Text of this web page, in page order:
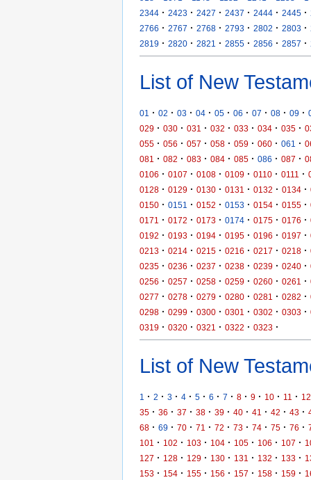
2344 · 2423 · 2427 · 2437 · 2444 · 2445 ·
2766 · 2767 · 2768 · 2793 · 2802 · 2803 ·
2819 · 2820 · 2821 · 2855 · 2856 · 2857 ·
List of New
01 · 02 · 03 · 04 · 05 · 06 · 07 · 08 · 09 ·
029 · 030 · 031 · 032 · 033 · 034 · 035 ·
055 · 056 · 057 · 058 · 059 · 060 · 061 ·
081
· 082 · 083 · 084 · 085 · 086 · 087 ·
0106 · 0107 · 0108 · 0109 · 0110 · 0111 ·
0128 · 0129 · 0130 · 0131 · 0132 · 0134 ·
0150 · 0151 · 0152 · 0153 · 0154 · 0155 ·
0171
· 0172 · 0173 · 0174 · 0175 · 0176 ·
0192 · 0193 · 0194 · 0195 · 0196 · 0197 ·
0213 · 0214 · 0215 · 0216 · 0217 · 0218 ·
0235 · 0236 · 0237 · 0238 · 0239 · 0240 ·
0256 · 0257 · 0258 · 0259 · 0260 · 0261 ·
0277 · 0278 · 0279 · 0280 · 0281 · 0282 ·
0298 · 0299 · 0300 · 0301 · 0302 · 0303 ·
0319 · 0320 · 0321 · 0322 · 0323 ·
List of New
1 · 2 · 3 · 4 · 5 · 6 · 7 · 8 · 9 · 10 · 11 · 12
35 · 36 · 37 · 38 · 39 · 40 · 41 · 42 · 43 ·
68 · 69 · 70 · 71 · 72 · 73 · 74 · 75 · 76 ·
101
· 102 · 103 · 104 · 105 · 106 · 107 ·
127 · 128 · 129 · 130 · 131 · 132 · 133 ·
153 · 154 · 155 · 156 · 157 · 158 · 159 ·